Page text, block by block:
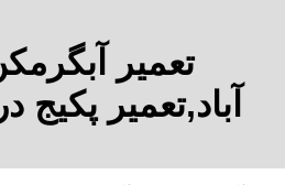
تعمیر
آباد,تعمیر پکیج